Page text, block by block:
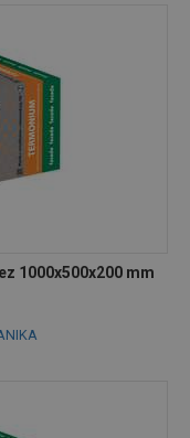
1000x500x200 mm